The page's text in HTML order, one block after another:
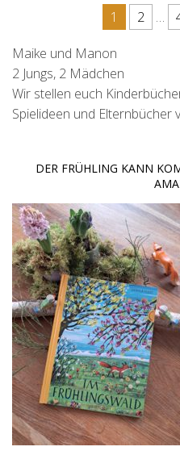
1 2 …
Maike und Manon
2 Jungs, 2 Mädchen
Wir stellen euch
Spielideen und Elternbücher
DER FRÜHLING KANN